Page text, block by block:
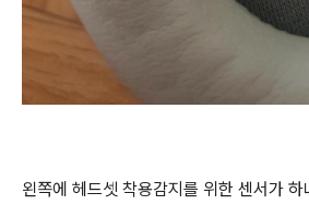
왼쪽에 헤드셋 착용감지를 위한 센서가